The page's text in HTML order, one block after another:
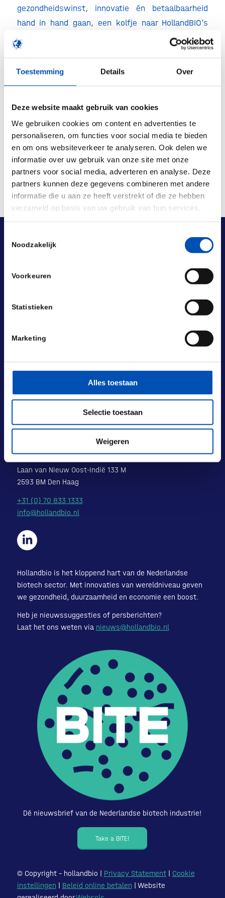
Toestemming Details Over
Deze website maakt gebruik van cookies
We gebruiken cookies om content en advertenties te
personaliseren, om functies voor social media te bieden
en om ons websiteverkeer te analyseren. Ook delen we
informatie over uw gebruik van onze site met onze
partners voor social media, adverteren en analyse. Deze
partners kunnen deze gegevens combineren met andere
informatie die u aan ze heeft verstrekt of die ze hebben
verzameld op basis van uw gebruik van hun services.
Noodzakelijk
Voorkeuren
Statistieken
Marketing
Alles toestaan
Selectie toestaan
Weigeren
gezondheidswinst, innovatie én betaalbaarheid
hand in hand gaan, een kolfje naar HollandBIO’s
hand.
Lees het hele position paperhier.
/
Deel dit stuk
Laan van Nieuw Oost-Indië 131-133
Laan van Nieuw Oost-Indië 133 M
2593 BM Den Haag
+31 (0) 70 833 1333
info@hollandbio.nl
Hollandbio is het kloppend hart van de Nederlandse
biotech sector. Met innovaties van wereldniveau geven
we gezondheid, duurzaamheid en economie een boost.
Heb je nieuwssuggesties of persberichten?
Laat het ons weten via nieuws@hollandbio.nl
Dé nieuwsbrief van de Nederlandse biotech industrie!
Take a BITE!
© Copyright – hollandbio | Privacy Statement| Cookie
instellingen
Beleid online betalen | Website